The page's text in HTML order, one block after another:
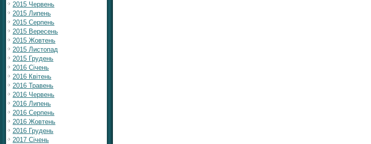
2015 Червень
2015 Липень
2015 Серпень
2015 Вересень
2015 Жовтень
2015 Листопад
2015 Грудень
2016 Січень
2016 Квітень
2016 Травень
2016 Червень
2016 Липень
2016 Серпень
2016 Жовтень
2016 Грудень
2017 Січень